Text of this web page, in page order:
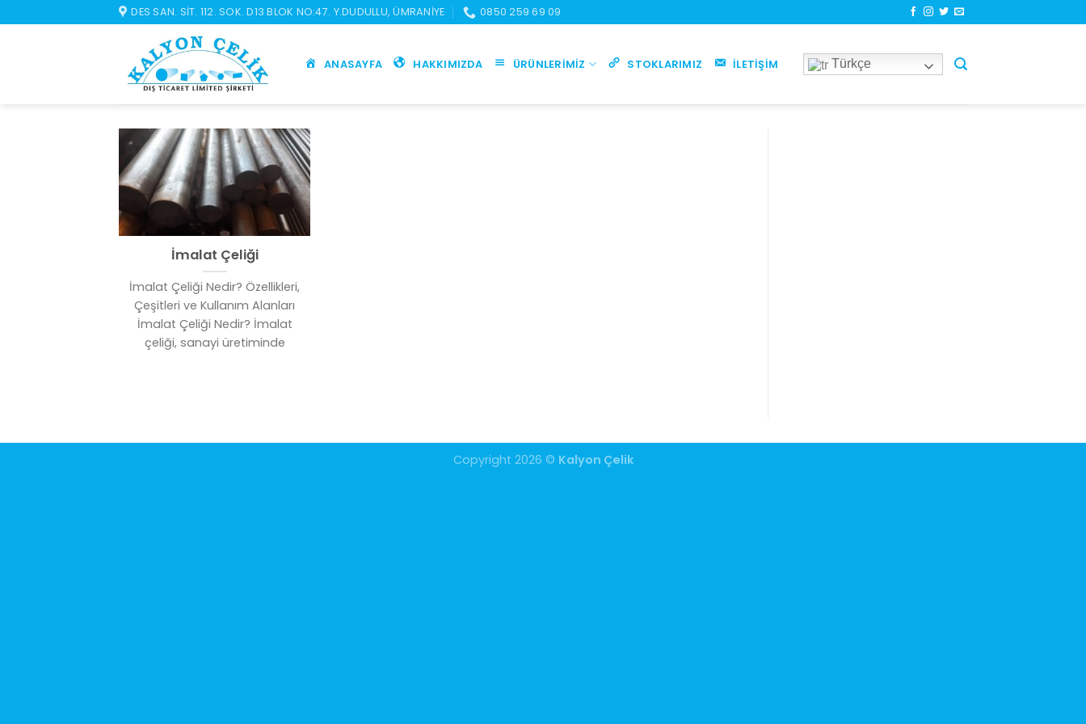
atla
DES SAN. SIT. 112. SOK. D13 BLOK NO:47. Y.DUDULLU, ÜMRANIYE 0850 259 69 09
ANASAYFA HAKKIMIZDA ÜRÜNLERIMIZ STOKLARIMIZ İLETIŞIM Türkçe
İmalat Çeliği
İmalat Çeliği Nedir? Özellikleri,
Çeşitleri ve Kullanım Alanları
İmalat Çeliği Nedir? İmalat
çeliği, sanayi üretiminde
Copyright 2026 © Kalyon Çelik